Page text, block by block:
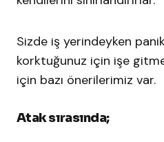
Sizde iş yerindeyken
korktuğunuz için işe
için bazı önerilerimiz var.
Atak sırasında;